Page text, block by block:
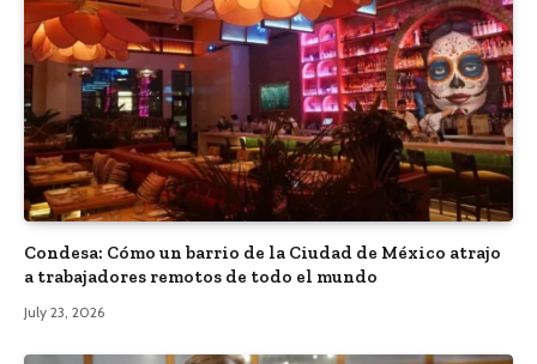
Condesa: Cómo un barrio de la Ciudad de México atrajo
a trabajadores remotos de todo el mundo
July 23, 2026